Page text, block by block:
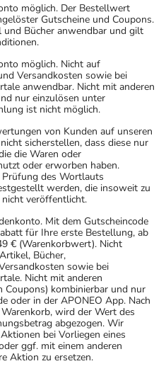
möglich. Der Bestellwert
Gutscheine und Coupons.
Bücher anwendbar und gilt
möglich. Nicht auf
Versandkosten sowie bei
anwendbar. Nicht mit anderen
nur einzulösen unter
ist nicht möglich.
von Kunden auf unseren
sicherstellen, dass diese nur
die Waren oder
oder erworben haben.
Prüfung des Wortlauts
werden, die insoweit zu
veröffentlicht.
Mit dem Gutscheincode
für Ihre erste Bestellung, ab
€ (Warenkorbwert). Nicht
Bücher,
sowie bei
Nicht mit anderen
kombinierbar und nur
oder in der APONEO App. Nach
wird der Wert des
abgezogen. Wir
bei Vorliegen eines
ggf. mit einem anderen
Aktion zu ersetzen.